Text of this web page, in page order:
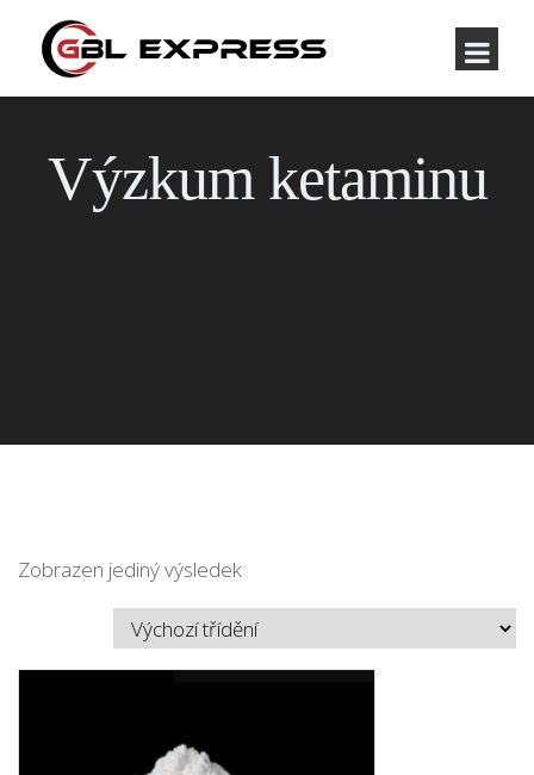
Výzkum ketaminu
Zobrazen jediný výsledek